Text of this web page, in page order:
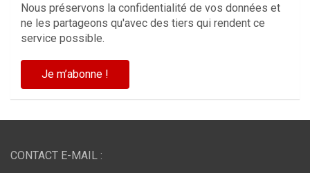
Nous préservons la confidentialité de vos données et
ne les partageons qu'avec des tiers qui rendent ce
service possible.
CONTACT E-MAIL :